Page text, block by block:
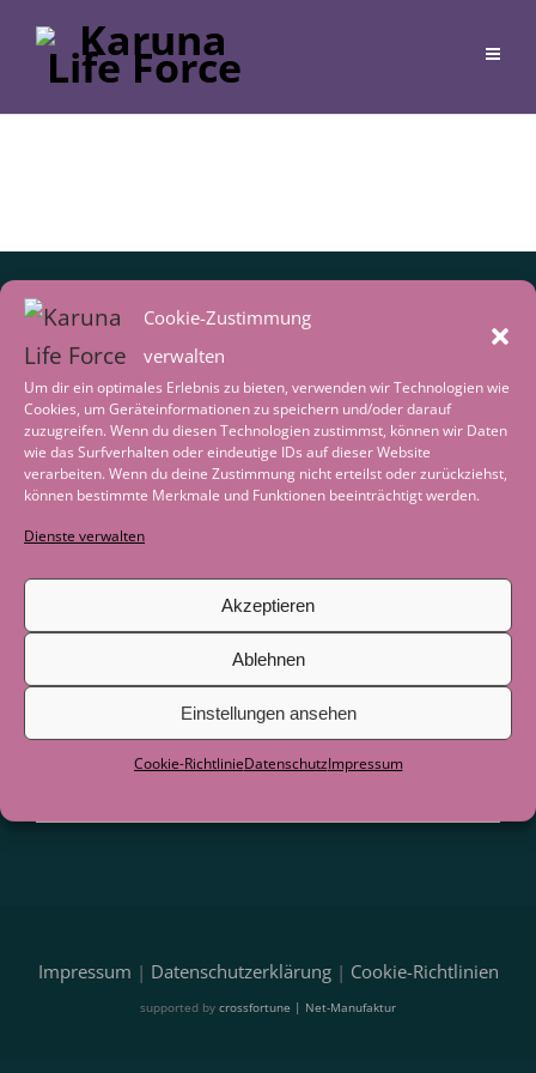
Cookie-Zustimmung
verwalten
Um dir ein optimales Erlebnis zu bieten, verwenden wir Technologien wie
Cookies, um Geräteinformationen zu speichern und/oder darauf
zuzugreifen. Wenn du diesen Technologien zustimmst, können wir Daten
wie das Surfverhalten oder eindeutige IDs auf dieser Website
verarbeiten. Wenn du deine Zustimmung nicht erteilst oder zurückziehst,
können bestimmte Merkmale und Funktionen beeinträchtigt werden.
Dienste verwalten
Akzeptieren
Ablehnen
Einstellungen ansehen
Cookie-RichtlinieDatenschutzImpressum
Inspirationen von Gabriele
Erhalte regelmäßig neue Impulse,
Veranstaltungen direkt per E-Mail.
Impressum | Datenschutzerklärung| Cookie-Richtlinien
supported by crossfortune | Net-Manufaktur